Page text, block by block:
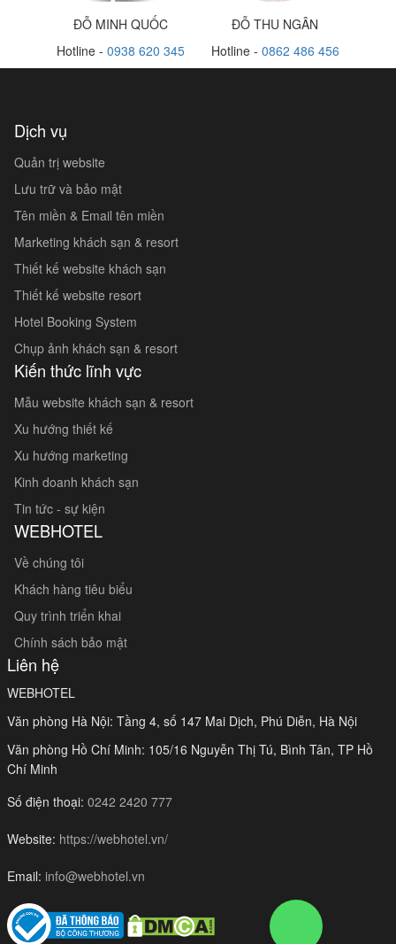
ĐỖ MINH QUỐC
Hotline - 0938 620 345
ĐỖ THU NGÂN
Hotline - 0862 486 456
Dịch vụ
Quản trị website
Lưu trữ và bảo mật
Tên miền & Email tên miền
Marketing khách sạn & resort
Thiết kế website khách sạn
Thiết kế website resort
Hotel Booking System
Chụp ảnh khách sạn & resort
Kiến thức lĩnh vực
Mẫu website khách sạn & resort
Xu hướng thiết kế
Xu hướng marketing
Kinh doanh khách sạn
Tin tức - sự kiện
WEBHOTEL
Về chúng tôi
Khách hàng tiêu biểu
Quy trình triển khai
Chính sách bảo mật
Liên hệ
WEBHOTEL
Văn phòng Hà Nội: Tầng 4, số 147 Mai Dịch, Phú Diễn, Hà Nội
Văn phòng Hồ Chí Minh: 105/16 Nguyễn Thị Tú, Bình Tân, TP Hồ
Chí Minh
Số điện thoại: 0242 2420 777
Website: https://webhotel.vn/
Email: info@webhotel.vn